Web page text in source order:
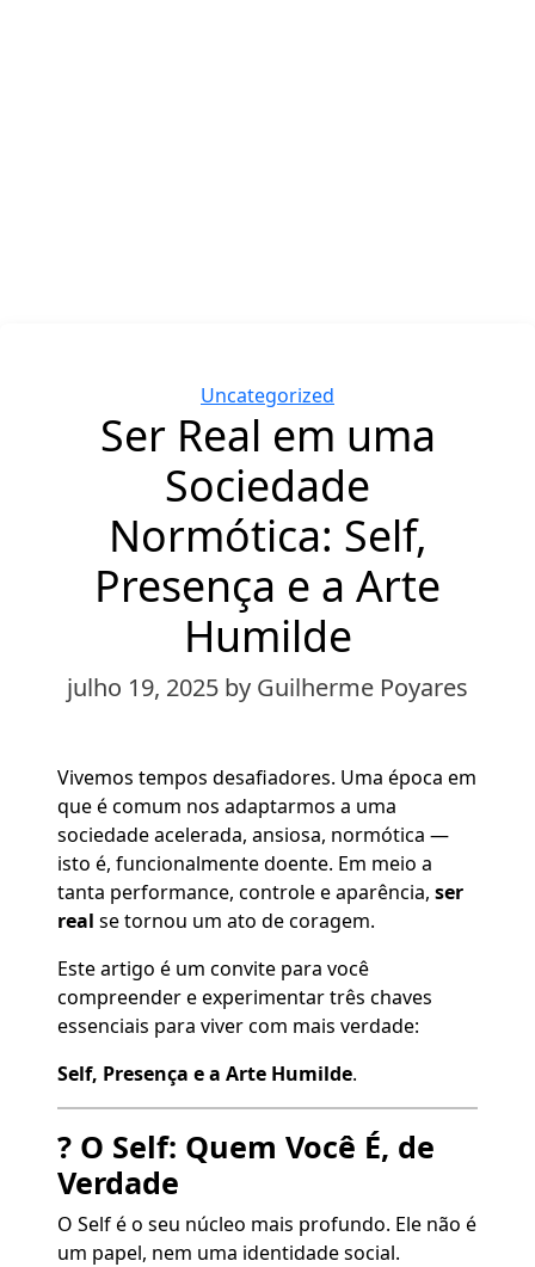
Categories
Uncategorized
Ser Real em uma
Sociedade
Normótica: Self,
Presença e a Arte
Humilde
julho 19, 2025 by Guilherme Poyares
Vivemos tempos desafiadores. Uma época em
que é comum nos adaptarmos a uma
sociedade acelerada, ansiosa, normótica —
isto é, funcionalmente doente. Em meio a
tanta performance, controle e aparência, ser
real se tornou um ato de coragem.
Este artigo é um convite para você
compreender e experimentar três chaves
essenciais para viver com mais verdade:
Self, Presença e a Arte Humilde.
? O Self: Quem Você É, de
Verdade
O Self é o seu núcleo mais profundo. Ele não é
um papel, nem uma identidade social.